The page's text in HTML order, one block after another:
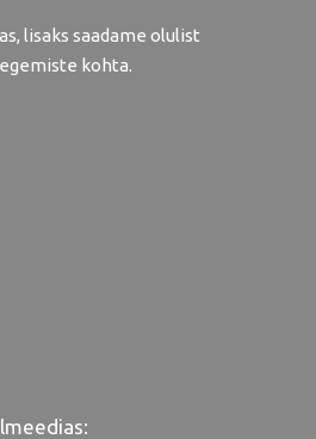
lisaks saadame olulist
kohta.